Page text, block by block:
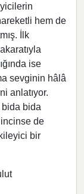
hem de
İlk
ise
sevginin hâlâ
anlatıyor.
bida
de
bir